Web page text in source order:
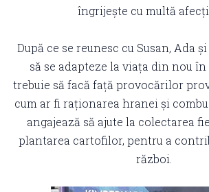
îngrijește cu multă
După ce se reunesc cu Susan, Ada
să se adapteze la viața din nou în
trebuie să facă față provocărilor
cum ar fi raționarea hranei și
angajează să ajute la colectarea
plantarea cartofilor, pentru a
război.